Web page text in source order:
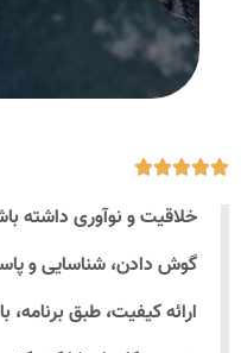





خلاقیت و نوآوری داشته
گوش دادن، شناسایی و
ارائه کیفیت، طبق برنامه،